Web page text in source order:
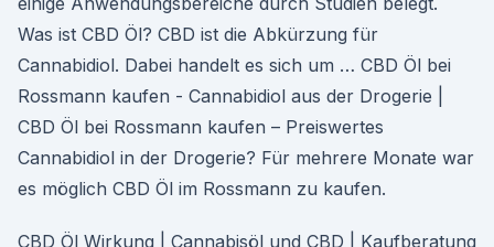
Was ist CBD Öl? CBD ist die Abkürzung für
Cannabidiol. Dabei handelt es sich um … CBD Öl bei
Rossmann kaufen - Cannabidiol aus der Drogerie |
CBD Öl bei Rossmann kaufen – Preiswertes
Cannabidiol in der Drogerie? Für mehrere Monate war
es möglich CBD Öl im Rossmann zu kaufen.
CBD Öl Wirkung | Cannabisöl und CBD | Kaufberatung